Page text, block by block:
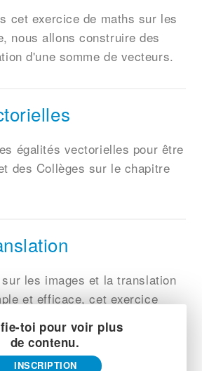
cet exercice de maths sur les
nous allons construire des
d'une somme de vecteurs.
égalités vectorielles pour être
des Collèges sur le chapitre
les images et la translation
et efficace, cet exercice
toi pour voir plus
de contenu.
INSCRIPTION